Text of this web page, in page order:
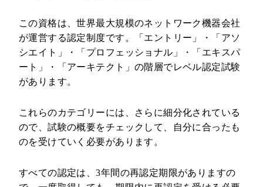
この資格は、世界最大規模のネットワーク機器会社
が運営する認定制度です。「エントリー」・「アソ
シエイト」・「プロフェッショナル」・「エキスパ
ート」・「アーキテクト」の階層でレベル認定試験
があります。
これらのカテゴリーには、さらに細分化されている
ので、試験の概要をチェックして、自分に合ったも
のを受けていく必要があります。
すべての認定は、3年間の再認定期限がありますの